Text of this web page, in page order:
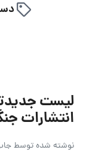
لیست
انتشارات جنگل | ۱۲
نوشته شده توسط